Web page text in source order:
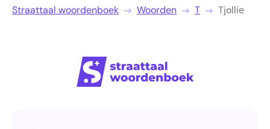
Straattaal woordenboek Woorden T Tjollie